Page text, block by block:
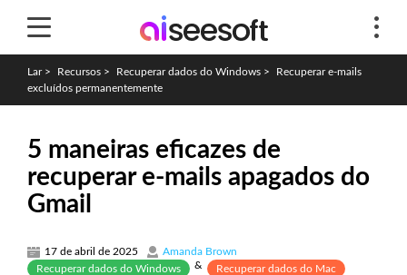
Lar > Recursos > Recuperar dados do Windows >
Recuperar e-mails
excluídos permanentemente
5 maneiras eficazes de
recuperar e-mails apagados do
Gmail
17 de abril de 2025
Amanda Brown
Recuperar dados do Windows
& Recuperar dados do Mac